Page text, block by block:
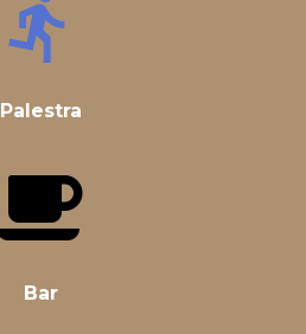
Palestra
Bar